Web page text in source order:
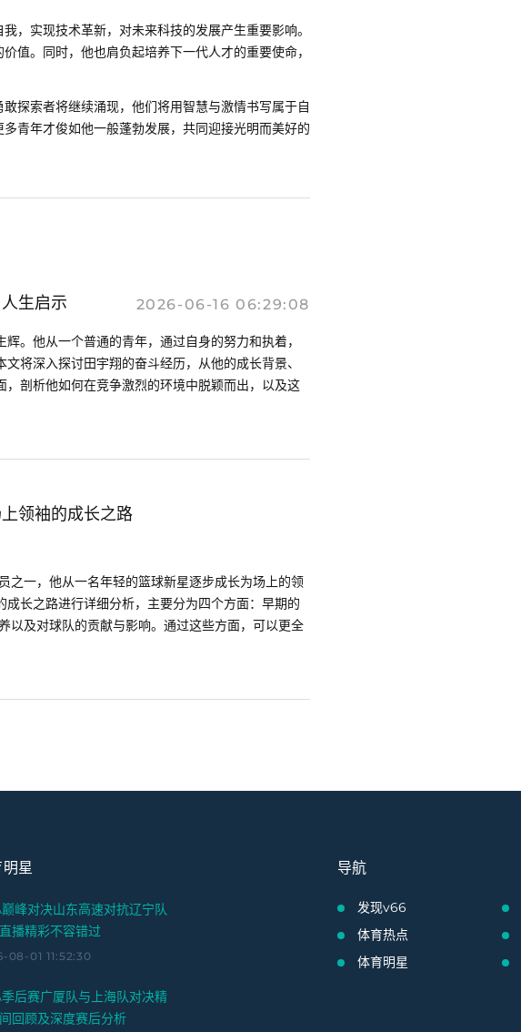
，实现技术革新，对未来科技的发展产生重要影响。
值。同时，他也肩负起培养下一代人才的重要使命，
探索者将继续涌现，他们将用智慧与激情书写属于自
青年才俊如他一般蓬勃发展，共同迎接光明而美好的
生启示 2026-06-16 06:29:08
。他从一个普通的青年，通过自身的努力和执着，
将深入探讨田宇翔的奋斗经历，从他的成长背景、
剖析他如何在竞争激烈的环境中脱颖而出，以及这
领袖的成长之路
之一，他从一名年轻的篮球新星逐步成长为场上的领
长之路进行详细分析，主要分为四个方面：早期的
以及对球队的贡献与影响。通过这些方面，可以更全
星
峰对决山东高速对抗辽宁队
播精彩不容错过
08-01 11:52:30
后赛广厦队与上海队对决精
回顾及深度赛后分析
导航
发现v66
体育热点
体育明星